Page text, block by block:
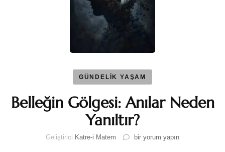
GÜNDELİK YAŞAM
Belleğin Gölgesi: Anılar Neden
Yanıltır?
Geliştirici Katre-i Matem
Belleğin
bir yorum yapın